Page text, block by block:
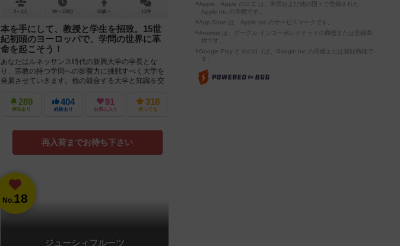
2～4人 90～150分 12歳～ 11件
本を手にして、教授と学生を招致。15世
紀初頭のヨーロッパで、学問の世界に革
命を起こそう！
あなたはルネッサンス時代の新興大学の学長とな
り、宗教の持つ学問への影響力に挑戦すべく大学を
発展させていきます。他の競合する大学と知識を交
289
興味あり
404
経験あり
91
お気に入り
318
持ってる
再入荷までお待ち下さい
No.18
ジューシィフルーツ
※Apple、Apple のロゴ は、米国および他の国々で登録された
Apple Inc.の商標です。
※App Store は、Apple Inc.のサービスマークです。
※Android は、グーグル インコーポレイテッドの商標または登録商
標です。
※Google Play とそのロゴは、Google Inc.の商標または登録商標で
す。